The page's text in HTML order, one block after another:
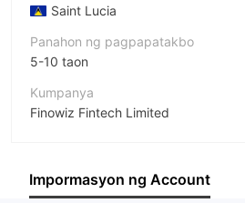
Saint Lucia
Panahon ng pagpapatakbo
5-10 taon
Kumpanya
Finowiz Fintech Limited
empleyado ng kumpanya
Impormasyon ng Account